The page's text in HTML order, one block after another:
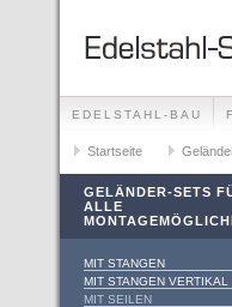
EDELSTAHL-BAU
GELÄNDER-SETS
FOTO-GALLERIE
Startseite
GELÄNDER-SETS
ALLE
MIT STANGEN
MIT STANGEN VERTIKAL
MIT SEILEN